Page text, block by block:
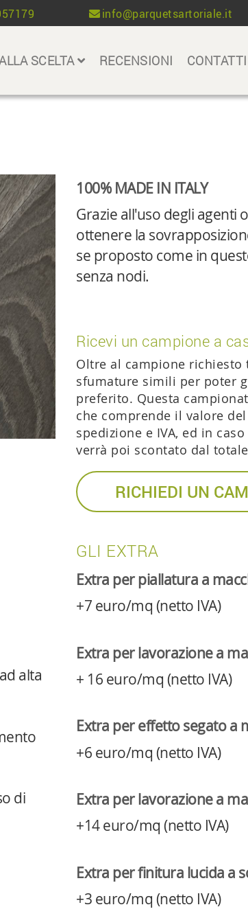
info@parquetsartoriale.it
SCELTA RECENSIONI CONTATTI
100% MADE IN ITALY
Grazie all'uso degli agenti
ottenere la
se proposto come in
senza nodi.
Ricevi un campione a
Oltre al campione
sfumature simili per poter
preferito. Questa
che comprende il valore
spedizione e IVA, ed in
verrà poi scontato dal totale
RICHIEDI UN
alta
di
GLI EXTRA
Extra per piallatura a
+7 euro/mq (netto IVA)
Extra per lavorazione a
+ 16 euro/mq (netto IVA)
Extra per effetto segato a
+6 euro/mq (netto IVA)
Extra per lavorazione a
+14 euro/mq (netto IVA)
Extra per finitura lucida a
+3 euro/mq (netto IVA)